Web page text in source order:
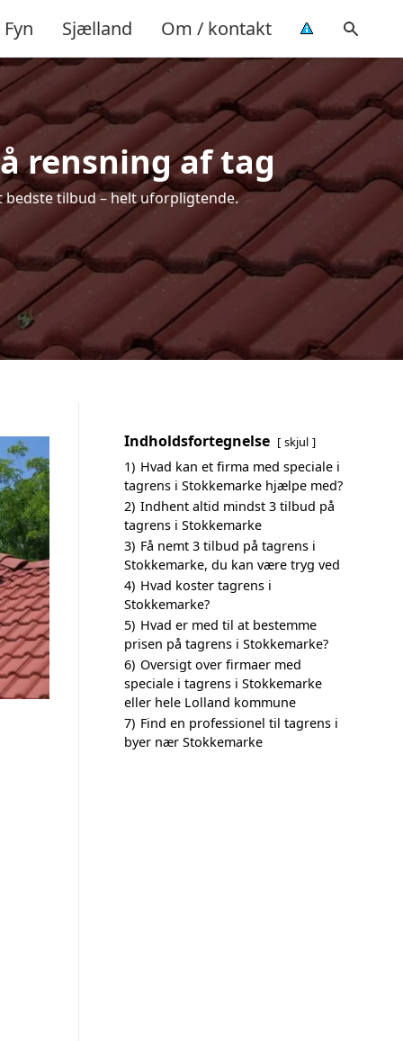
Fyn Sjælland Om / kontakt
rensning af tag
tilbud – helt uforpligtende.
Indholdsfortegnelse skjul
1) Hvad kan et firma med speciale i
tagrens i Stokkemarke hjælpe med?
2) Indhent altid mindst 3 tilbud på
tagrens i Stokkemarke
3) Få nemt 3 tilbud på tagrens i
Stokkemarke, du kan være tryg ved
4) Hvad koster tagrens i
Stokkemarke?
5) Hvad er med til at bestemme
prisen på tagrens i Stokkemarke?
6) Oversigt over firmaer med
speciale i tagrens i Stokkemarke
eller hele Lolland kommune
7) Find en professionel til tagrens i
byer nær Stokkemarke